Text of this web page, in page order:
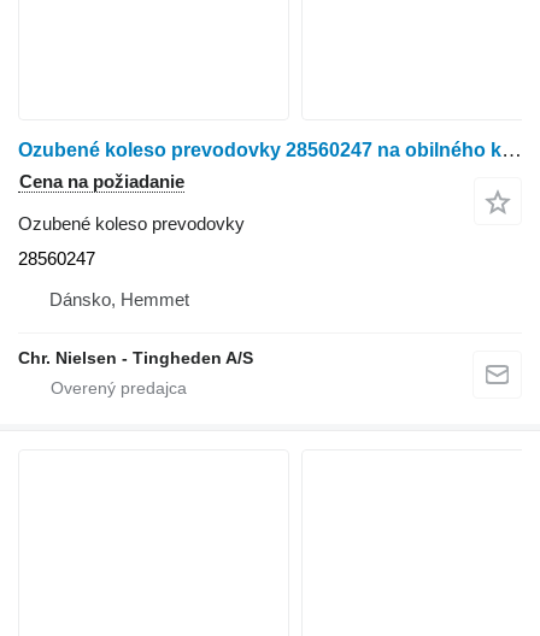
Ozubené koleso prevodovky 28560247 na obilného kombajna Dronningborg D3000
Cena na požiadanie
Ozubené koleso prevodovky
28560247
Dánsko, Hemmet
Chr. Nielsen - Tingheden A/S